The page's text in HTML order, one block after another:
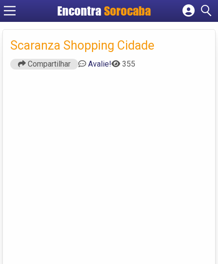
EncontraSorocaba
Cadastrar empresa
Criar conta
Scaranza Shopping Cidade
Compartilhar Avalie! 355